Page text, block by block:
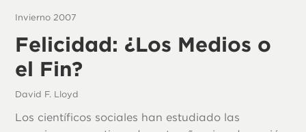
Invierno 2007
Felicidad: ¿Los Medios o
el Fin?
David F. Lloyd
Los científicos sociales han estudiado las